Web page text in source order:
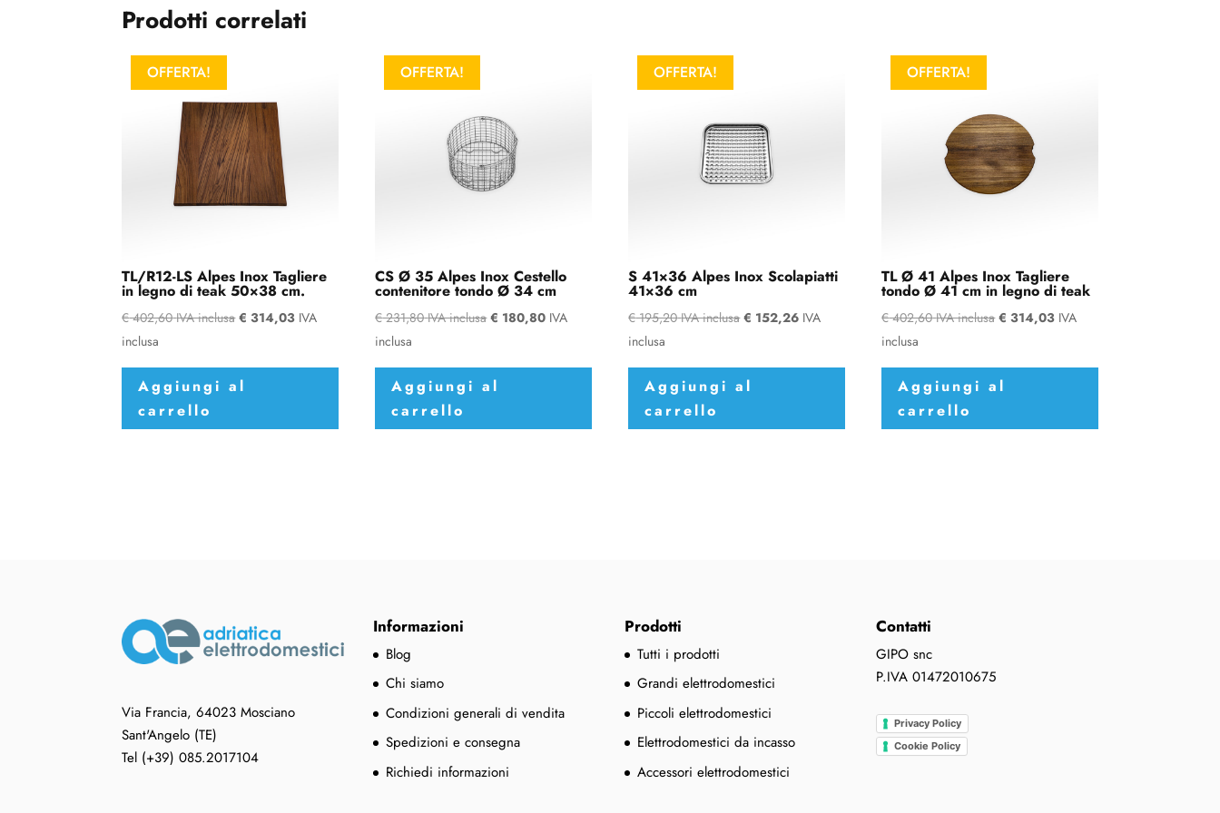
Prodotti correlati
OFFERTA!
TL/R12-LS Alpes Inox Tagliere
in legno di teak 50×38 cm.
€402,60 IVA inclusa € 314,03 IVA
inclusa
Aggiungi al
carrello
OFFERTA!
CS Ø 35 Alpes Inox Cestello
contenitore tondo Ø 34 cm
€231,80 IVA inclusa € 180,80 IVA
inclusa
Aggiungi al
carrello
OFFERTA!
S 41×36 Alpes Inox Scolapiatti
41×36 cm
€195,20 IVA inclusa € 152,26 IVA
inclusa
Aggiungi al
carrello
OFFERTA!
TL Ø 41 Alpes Inox Tagliere
tondo Ø 41 cm in legno di teak
€402,60 IVA inclusa € 314,03 IVA
inclusa
Aggiungi al
carrello
Via Francia, 64023 Mosciano
Sant'Angelo (TE)
Tel (+39) 085.2017104
Informazioni
Blog
Chi siamo
Condizioni generali di vendita
Spedizioni e consegna
Richiedi informazioni
Prodotti
Tutti i prodotti
Grandi elettrodomestici
Piccoli elettrodomestici
Elettrodomestici da incasso
Accessori elettrodomestici
Contatti
GIPO snc
P.IVA 01472010675
Privacy Policy
Cookie Policy